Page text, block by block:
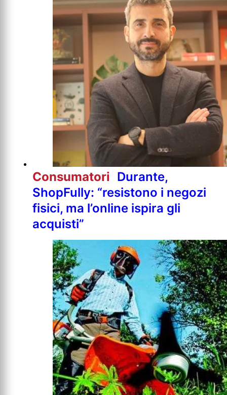
Consumatori Durante,
ShopFully: “resistono i negozi
fisici, ma l’online ispira gli
acquisti”